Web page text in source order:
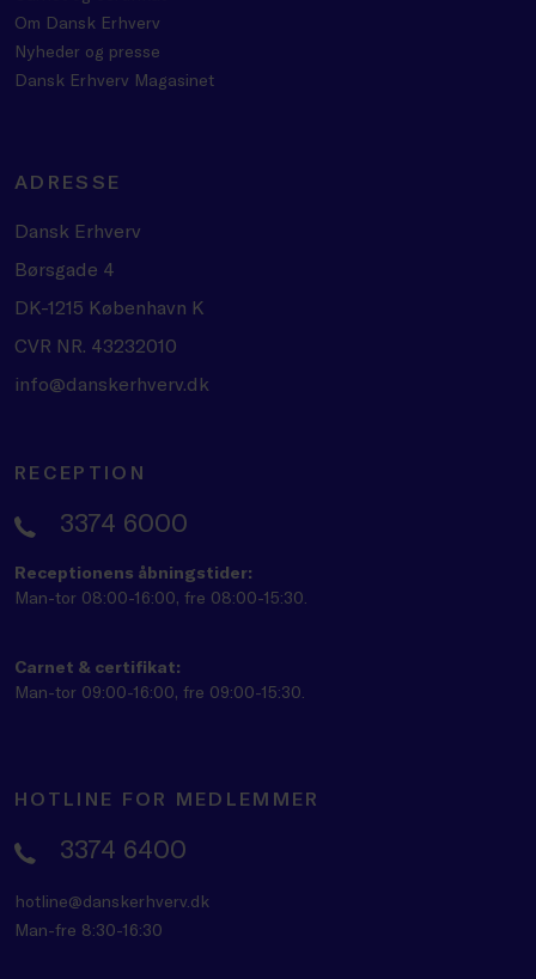
Om Dansk Erhverv
Nyheder og presse
Dansk Erhverv Magasinet
ADRESSE
Dansk Erhverv
Børsgade 4
DK-1215 København K
CVR NR. 43232010
info@danskerhverv.dk
RECEPTION
3374 6000
Receptionens åbningstider:
Man-tor 08:00-16:00, fre 08:00-15:30.
Carnet & certifikat:
Man-tor 09:00-16:00, fre 09:00-15:30.
HOTLINE FOR MEDLEMMER
3374 6400
hotline@danskerhverv.dk
Man-fre 8:30-16:30